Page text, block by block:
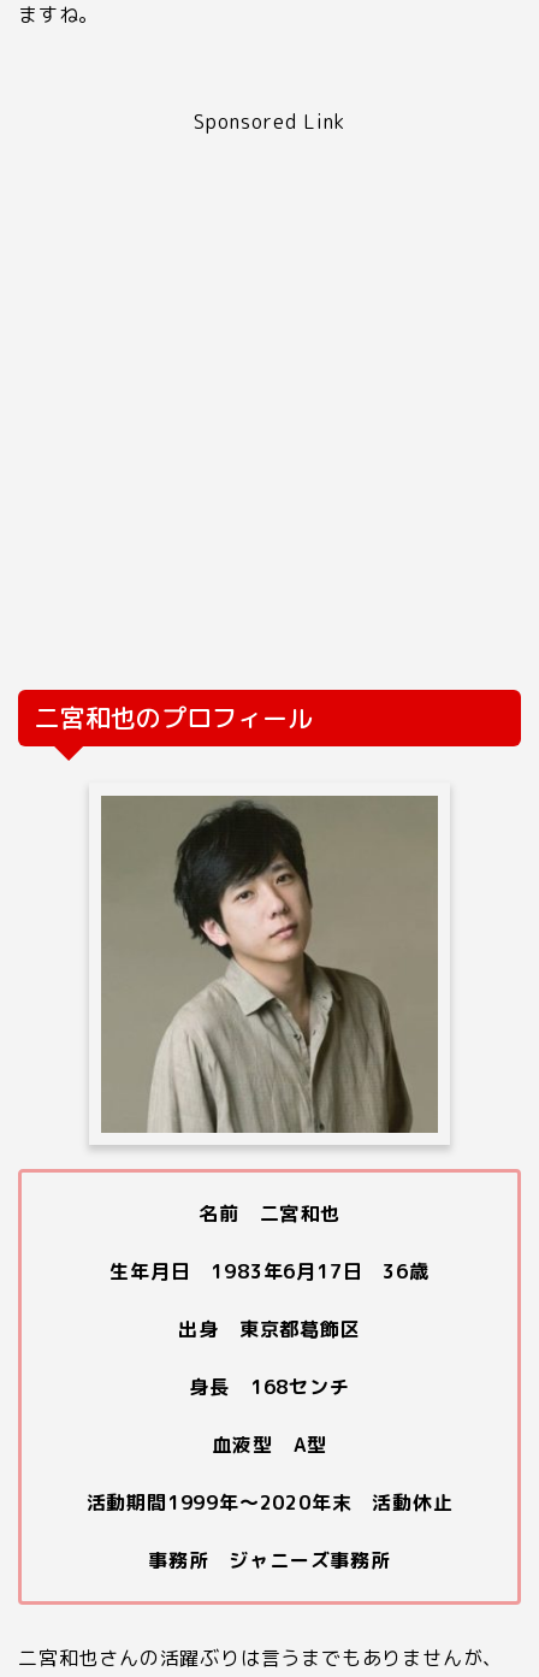
ますね。
Sponsored Link
二宮和也のプロフィール
名前 二宮和也
生年月日 1983年6月17日 36歳
出身 東京都葛飾区
身長 168センチ
血液型 A型
活動期間1999年〜2020年末 活動休止
事務所 ジャニーズ事務所
二宮和也さんの活躍ぶりは言うまでもありませんが、